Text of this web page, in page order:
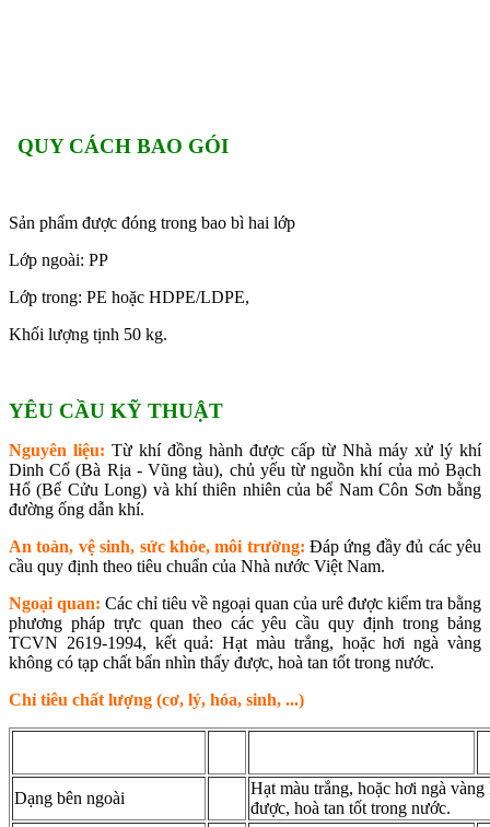
QUY CÁCH BAO GÓI
Sản phẩm được đóng trong bao bì hai lớp
Lớp ngoài: PP
Lớp trong: PE hoặc HDPE/LDPE,
Khối lượng tịnh 50 kg.
YÊU CẦU KỸ THUẬT
Nguyên liệu: Từ khí đồng hành được cấp từ Nhà máy xử lý khí
Dinh Cố (Bà Rịa - Vũng tàu), chủ yếu từ nguồn khí của mỏ Bạch
Hổ (Bể Cửu Long) và khí thiên nhiên của bể Nam Côn Sơn bằng
đường ống dẫn khí.
An toàn, vệ sinh, sức khỏe, môi trường: Đáp ứng đầy đủ các yêu
cầu quy định theo tiêu chuẩn của Nhà nước Việt Nam.
Ngoại quan: Các chỉ tiêu về ngoại quan của urê được kiểm tra bằng
phương pháp trực quan theo các yêu cầu quy định trong bảng
TCVN 2619-1994, kết quả: Hạt màu trắng, hoặc hơi ngà vàng
không có tạp chất bẩn nhìn thấy được, hoà tan tốt trong nước.
Chỉ tiêu chất lượng (cơ, lý, hóa, sinh, ...)
Dạng bên ngoài
Hạt màu trắng, hoặc hơi ngà
được, hoà tan tốt trong nước.